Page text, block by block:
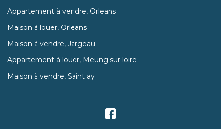
Appartement à vendre, Orleans
Maison à louer, Orleans
Maison à vendre, Jargeau
Appartement à louer, Meung sur loire
Maison à vendre, Saint ay